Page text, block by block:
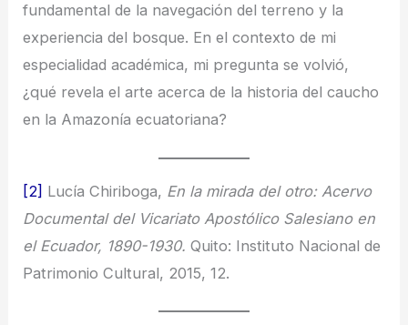
fundamental de la navegación del terreno y la
experiencia del bosque. En el contexto de mi
especialidad académica, mi pregunta se volvió,
¿qué revela el arte acerca de la historia del caucho
en la Amazonía ecuatoriana?
[2] Lucía Chiriboga, En la mirada del otro: Acervo
Documental del Vicariato Apostólico Salesiano en
el Ecuador, 1890-1930. Quito: Instituto Nacional de
Patrimonio Cultural, 2015, 12.